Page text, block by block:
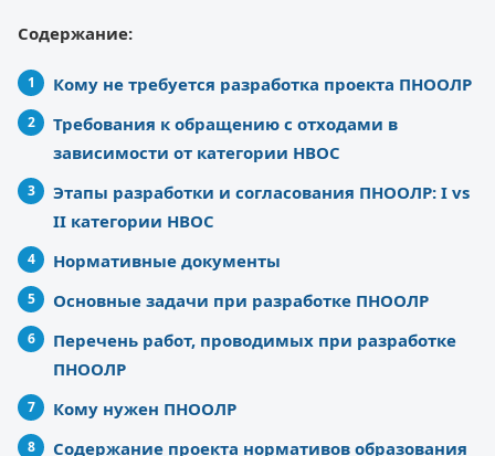
Содержание:
Кому не требуется разработка проекта ПНООЛР
Требования к обращению с отходами в
зависимости от категории НВОС
Этапы разработки и согласования ПНООЛР: I vs
II категории НВОС
Нормативные документы
Основные задачи при разработке ПНООЛР
Перечень работ, проводимых при разработке
ПНООЛР
Кому нужен ПНООЛР
Содержание проекта нормативов образования